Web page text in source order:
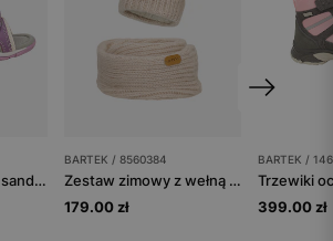
Różowo-fioletowe sandały dla dziewczynki zapinane na rzepy BARTEK 84413-85
BARTEK / 8560384
Zestaw zimowy z wełną merino BARTEK 85603-84 beżowa czapka z dwoma pomponami i komin
179.00 zł
BARTEK /
399.00 zł